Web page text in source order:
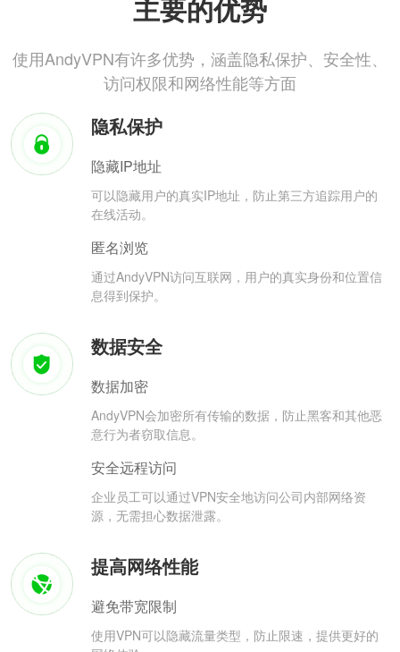
主要的优势
使用AndyVPN有许多优势，涵盖隐私保护、安全性、
访问权限和网络性能等方面
隐私保护
隐藏IP地址
可以隐藏用户的真实IP地址，防止第三方追踪用户的
在线活动。
匿名浏览
通过AndyVPN访问互联网，用户的真实身份和位置信
息得到保护。
数据安全
数据加密
AndyVPN会加密所有传输的数据，防止黑客和其他恶
意行为者窃取信息。
安全远程访问
企业员工可以通过VPN安全地访问公司内部网络资
源，无需担心数据泄露。
提高网络性能
避免带宽限制
使用VPN可以隐藏流量类型，防止限速，提供更好的